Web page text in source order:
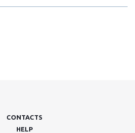
CONTACTS
HELP